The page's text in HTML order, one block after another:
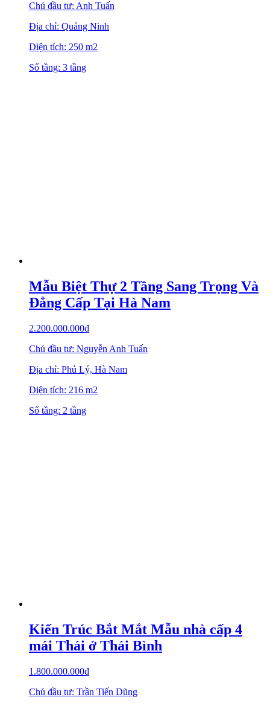
Chủ đầu tư: Anh Tuấn
Địa chỉ: Quảng Ninh
Diện tích: 250 m2
Số tầng: 3 tầng
Mẫu Biệt Thự 2 Tầng Sang Trọng Và
Đẳng Cấp Tại Hà Nam
2.200.000.000₫
Chủ đầu tư: Nguyễn Anh Tuấn
Địa chỉ: Phủ Lý, Hà Nam
Diện tích: 216 m2
Số tầng: 2 tầng
Kiến Trúc Bắt Mắt Mẫu nhà cấp 4
mái Thái ở Thái Bình
1.800.000.000₫
Chủ đầu tư: Trần Tiến Dũng